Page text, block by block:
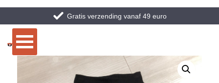
Gratis verzending vanaf 49 euro